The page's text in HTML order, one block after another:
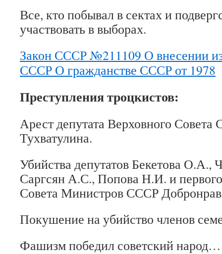
Все, кто побывал в сектах и
участвовать в выборах.
Закон СССР №211109 О внесении
СССР О гражданстве СССР от 1978
Преступления троцкистов:
Арест депутата Верховного
Тухватулина.
Убийства депутатов Бекетова О.А.,
Саргсян А.С., Попова Н.И. и
Совета Министров СССР
Покушение на убийство членов
Фашизм победил советский народ…